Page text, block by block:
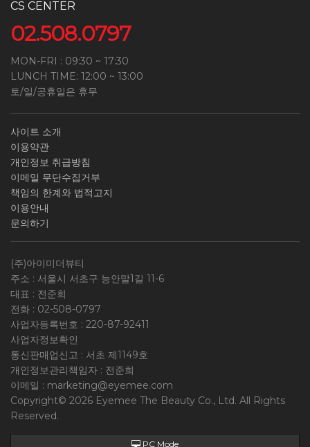
CS CENTER
02.508.0797
MON-FRI : 09:30 ~ 17:30
LUNCH TIME: 12:00 ~ 13:00
토/일/공휴일은 휴무
사이트 소개
이용약관
개인정보 취급방침
이메일 무단수집거부
책임의 한계와 법적고지
이용안내
문의하기
(주)아이미더뷰티
주소 : 서울시 서초구 능안말1길 11-6
대표 : 전준희
전화 : 02-508-0797
사업자등록번호 : 220-87-92411
사업자정보확인
통신판매업신고 : 서초 제1149호
개인정보관리책임자 : 전준희
이메일 : marketing@eyemee.com
Copyright© 2026 Eyemee The Beauty Co., Ltd. All Rights
Reserved.
PC Mode